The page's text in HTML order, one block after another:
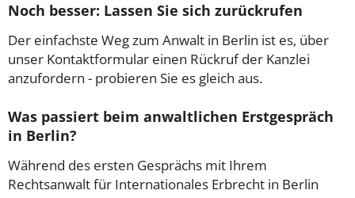
Noch besser: Lassen Sie sich zurückrufen
Der einfachste Weg zum Anwalt in Berlin ist es, über
unser Kontaktformular einen Rückruf der Kanzlei
anzufordern - probieren Sie es gleich aus.
Was passiert beim anwaltlichen Erstgespräch
in Berlin?
Während des ersten Gesprächs mit Ihrem
Rechtsanwalt für Internationales Erbrecht in Berlin